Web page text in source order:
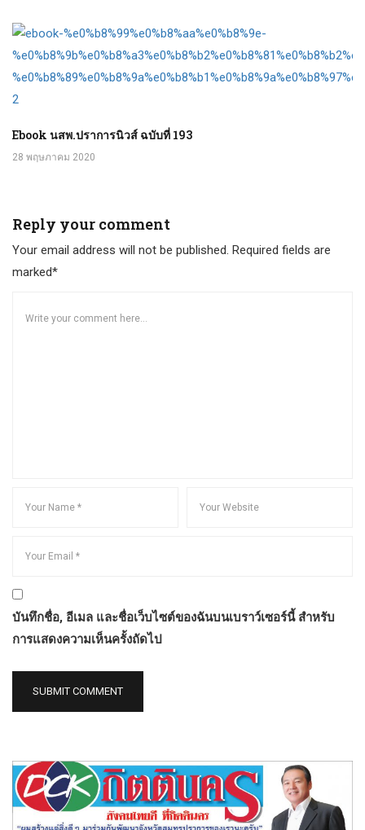
Ebook นสพ.ปราการนิวส์ ฉบับที่ 193
28 พฤษภาคม 2020
Reply your comment
Your email address will not be published. Required fields are
marked*
บันทึกชื่อ, อีเมล และชื่อเว็บไซต์ของฉันบนเบราว์เซอร์นี้ สำหรับ
การแสดงความเห็นครั้งถัดไป